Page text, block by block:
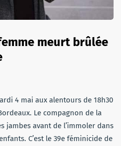
meurt brûlée
4 mai aux alentours de 18h30
Le compagnon de la
jambes avant de l’immoler dans
C’est le 39e féminicide de